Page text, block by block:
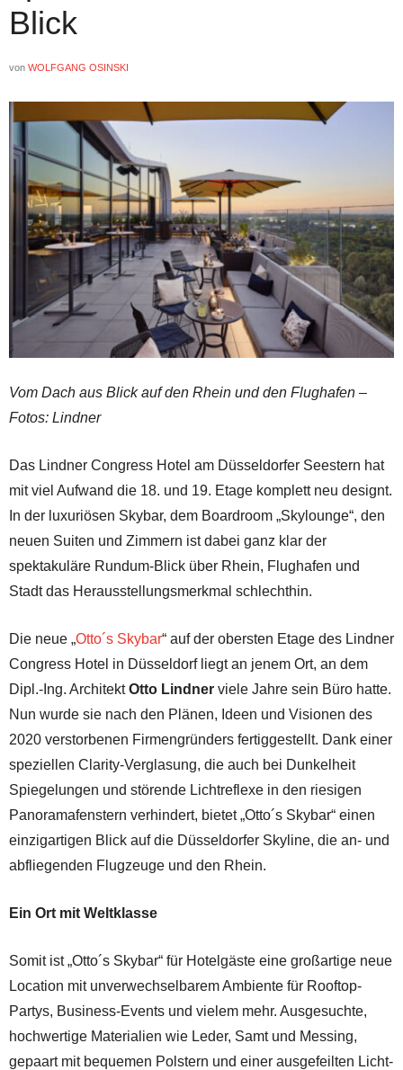
Blick
von WOLFGANG OSINSKI
Vom Dach aus Blick auf den Rhein und den Flughafen –
Fotos: Lindner
Das Lindner Congress Hotel am Düsseldorfer Seestern hat
mit viel Aufwand die 18. und 19. Etage komplett neu designt.
In der luxuriösen Skybar, dem Boardroom „Skylounge“, den
neuen Suiten und Zimmern ist dabei ganz klar der
spektakuläre Rundum-Blick über Rhein, Flughafen und
Stadt das Herausstellungsmerkmal schlechthin.
Die neue „Otto´s Skybar“ auf der obersten Etage des Lindner
Congress Hotel in Düsseldorf liegt an jenem Ort, an dem
Dipl.-Ing. ArchitektOtto Lindner viele Jahre sein Büro hatte.
Nun wurde sie nach den Plänen, Ideen und Visionen des
2020 verstorbenen Firmengründers fertiggestellt. Dank einer
speziellen Clarity-Verglasung, die auch bei Dunkelheit
Spiegelungen und störende Lichtreflexe in den riesigen
Panoramafenstern verhindert, bietet „Otto´s Skybar“ einen
einzigartigen Blick auf die Düsseldorfer Skyline, die an- und
abfliegenden Flugzeuge und den Rhein.
Ein Ort mit Weltklasse
Somit ist „Otto´s Skybar“ für Hotelgäste eine großartige neue
Location mit unverwechselbarem Ambiente für Rooftop-
Partys, Business-Events und vielem mehr. Ausgesuchte,
hochwertige Materialien wie Leder, Samt und Messing,
gepaart mit bequemen Polstern und einer ausgefeilten Licht-